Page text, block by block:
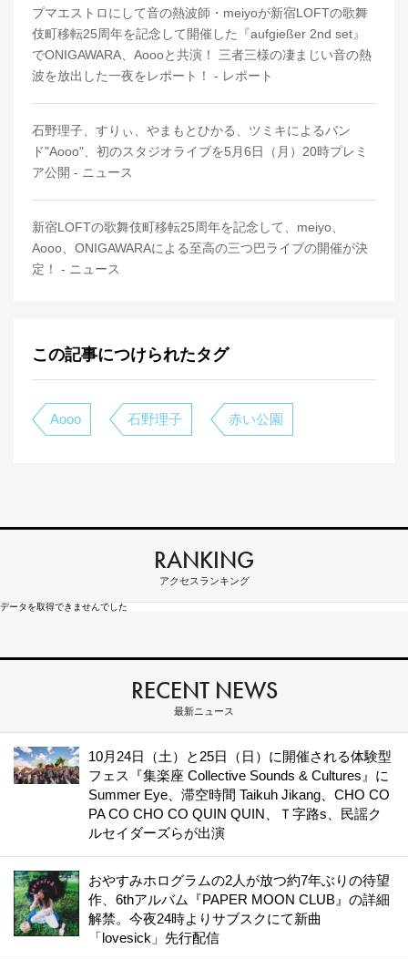
プマエストロにして音の熱波師・meiyoが新宿LOFTの歌舞
伎町移転25周年を記念して開催した『aufgießer 2nd set』
でONIGAWARA、Aoooと共演！ 三者三様の凄まじい音の熱
波を放出した一夜をレポート！ - レポート
石野理子、すりぃ、やまもとひかる、ツミキによるバン
ド"Aooo"、初のスタジオライブを5月6日（月）20時プレミ
ア公開 - ニュース
新宿LOFTの歌舞伎町移転25周年を記念して、meiyo、
Aooo、ONIGAWARAによる至高の三つ巴ライブの開催が決
定！ - ニュース
この記事につけられたタグ
Aooo 石野理子 赤い公園
RANKING
アクセスランキング
データを取得できませんでした
RECENT NEWS
最新ニュース
10月24日（土）と25日（日）に開催される体験型
フェス『集楽座 Collective Sounds & Cultures』に
Summer Eye、滞空時間 Taikuh Jikang、CHO CO
PA CO CHO CO QUIN QUIN、Ｔ字路s、民謡ク
ルセイダーズらが出演
おやすみホログラムの2人が放つ約7年ぶりの待望
作、6thアルバム『PAPER MOON CLUB』の詳細
解禁。今夜24時よりサブスクにて新曲
「lovesick」先行配信